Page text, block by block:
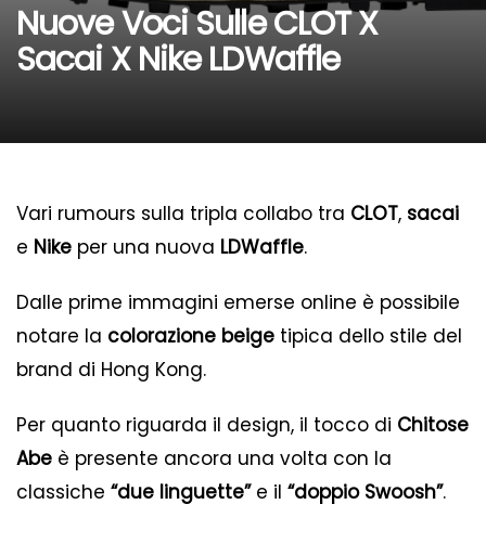
Nuove Voci Sulle CLOT X
Sacai X Nike LDWaffle
Vari rumours sulla tripla collabo tra CLOT, sacai
e Nike per una nuova LDWaffle.
Dalle prime immagini emerse online è possibile
notare la colorazione beige tipica dello stile del
brand di Hong Kong.
Per quanto riguarda il design, il tocco di Chitose
Abe è presente ancora una volta con la
classiche “due linguette”e il “doppio Swoosh”.